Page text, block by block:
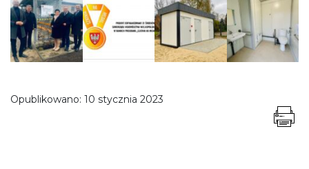
Opublikowano: 10 stycznia 2023